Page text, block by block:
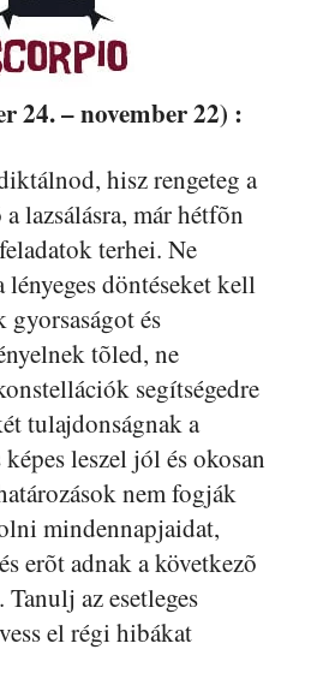
24. – november 22) :
hisz rengeteg a
lazsálásra, már hétfõn
terhei. Ne
lényeges döntéseket kell
gyorsaságot és
tõled, ne
segítségedre
tulajdonságnak a
leszel jól és okosan
nem fogják
mindennapjaidat,
erõt adnak a következõ
az esetleges
el régi hibákat